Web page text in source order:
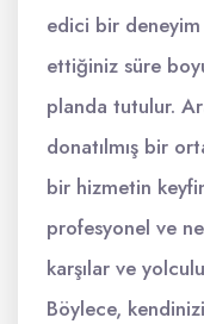
edici bir
ettiğiniz süre
planda tutulur.
donatılmış bir
bir hizmetin
profesyonel ve
karşılar ve
Böylece,